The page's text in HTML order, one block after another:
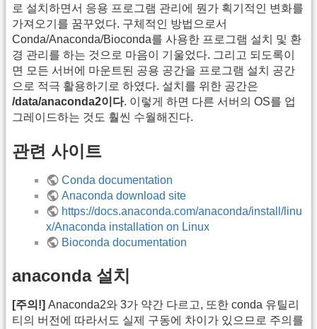
로 설치하면서 응용 프로그램 관리에 뭔가 획기적인 변화를
가져오기를 꿈꾸었다. 구체적인 방법으로서
Conda/Anaconda/Bioconda를 사용한 프로그램 설치 및 환
경 관리를 하는 것으로 마음이 기울었다. 그리고 되도록이
면 모든 서버에 마운트된 공용 공간을 프로그램 설치 공간
으로 적극 활용하기로 하였다. 설치를 위한 공간은
/data/anaconda2이다. 이렇게 하면 다른 서버의 OS를 업
그레이드하는 것도 훨씬 수월해진다.
관련 사이트
Conda documentation
Anaconda download site
https://docs.anaconda.com/anaconda/install/linu
x/Anaconda installation on Linux
Bioconda documentation
anaconda 설치
[주의!] Anaconda2와 3가 약간 다르고, 또한 conda 유틸리
티의 버전에 따라서도 실제 구동에 차이가 있으므로 주의를